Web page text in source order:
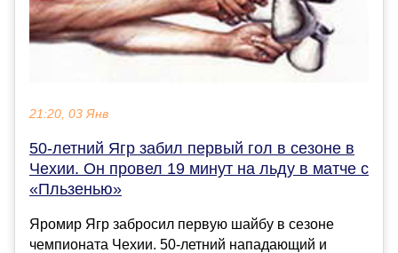
21:20, 03 Янв
50-летний Ягр забил первый гол в сезоне в
Чехии. Он провел 19 минут на льду в матче с
«Пльзенью»
Яромир Ягр забросил первую шайбу в сезоне
чемпионата Чехии. 50-летний нападающий и